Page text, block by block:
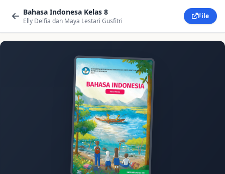
Bahasa Indonesa Kelas 8
Elly Delfia dan Maya Lestari Gusfitri
File